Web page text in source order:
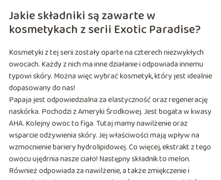
Jakie składniki są zawarte w
kosmetykach z serii Exotic Paradise?
Kosmetyki z tej serii zostały oparte na czterech niezwykłych
owocach. Każdy z nich ma inne działanie i odpowiada innemu
typowi skóry. Można więc wybrać kosmetyk, który jest idealnie
dopasowany do nas!
Papaja jest odpowiedzialna za elastyczność oraz regenerację
naskórka. Pochodzi z Ameryki Środkowej. Jest bogata w kwasy
AHA. Kolejny owoc to figa. Tutaj mamy nawilżenie oraz
wsparcie odżywienia skóry. Jej właściwości mają wpływ na
wzmocnienie bariery hydrolipidowej. Co więcej, ekstrakt z tego
owocu ujędrnia nasze ciało! Następny składnik to melon.
Również odpowiada za nawilżenie, a także zmiękczenie i